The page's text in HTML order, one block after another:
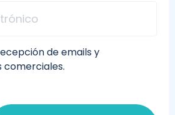
de emails y
comerciales.